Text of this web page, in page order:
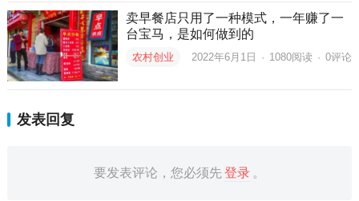
卖早餐店只用了一种模式，一年赚了一
台宝马，是如何做到的
农村创业 2022年6月1日 · 1080阅读 · 0评论
发表回复
要发表评论，您必须先登录 。